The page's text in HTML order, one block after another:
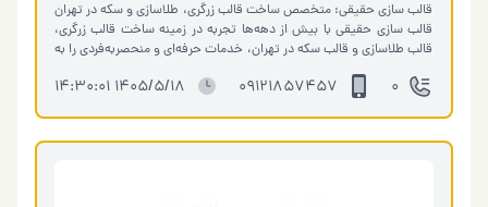
قالب سازی حقیقی: متخصص ساخت قالب زرگری، طلاسازی و سکه در تهران
قالب سازی حقیقی با بیش از دهه‌ها تجربه در زمینه ساخت قالب زرگری،
قالب طلاسازی و قالب سکه در تهران، خدمات حرفه‌ای و منحصربه‌فردی را به
0
09121857457
1405/5/18 14:30:01